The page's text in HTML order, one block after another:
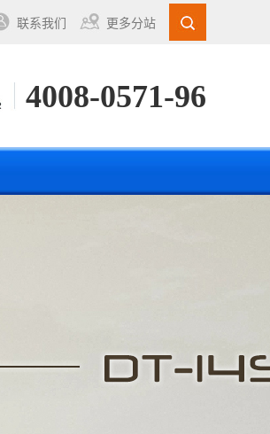
联系我们 更多分站
4008-0571-96